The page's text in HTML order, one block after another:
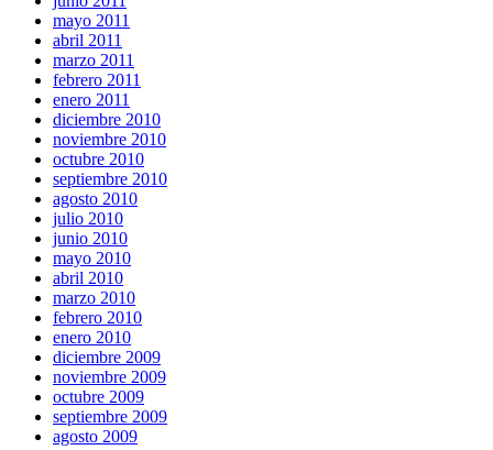
mayo 2011
abril 2011
marzo 2011
febrero 2011
enero 2011
diciembre 2010
noviembre 2010
octubre 2010
septiembre 2010
agosto 2010
julio 2010
junio 2010
mayo 2010
abril 2010
marzo 2010
febrero 2010
enero 2010
diciembre 2009
noviembre 2009
octubre 2009
septiembre 2009
agosto 2009